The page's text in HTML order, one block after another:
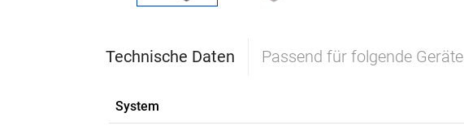
Technische Daten Passend für folgende Geräte
System